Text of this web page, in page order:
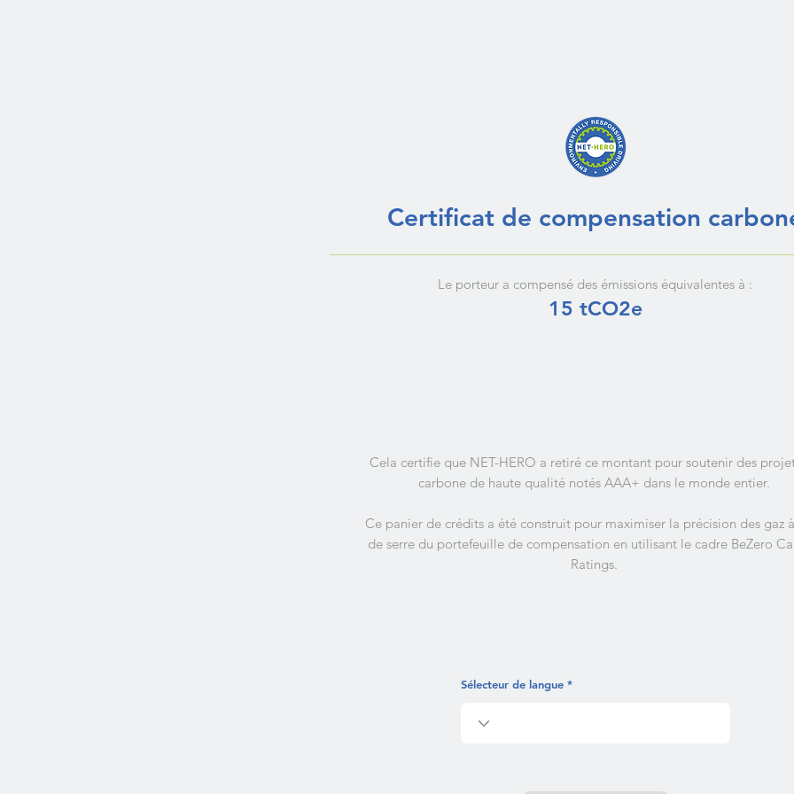
Certificat de compensation
Le porteur a compensé des émissions équivalentes à :
15 tCO2e
Cela certifie que NET-HERO a retiré ce montant pour soutenir des
carbone de haute qualité notés AAA+ dans le monde entier.
Ce panier de crédits a été construit pour maximiser la précision des gaz
de serre du portefeuille de compensation en utilisant le cadre BeZero
Ratings.
Sélecteur de langue